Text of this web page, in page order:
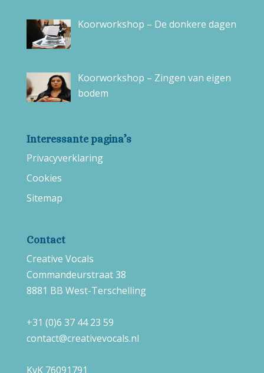
Koorworkshop – De donkere dagen
Koorworkshop – Zingen van eigen
bodem
Interessante pagina’s
Privacyverklaring
Cookies
Sitemap
Contact
Creative Vocals
Commandeurstraat 38
8881 BB West-Terschelling
+31 (0)6 37 44 23 59
contact@creativevocals.nl
KvK 76091791